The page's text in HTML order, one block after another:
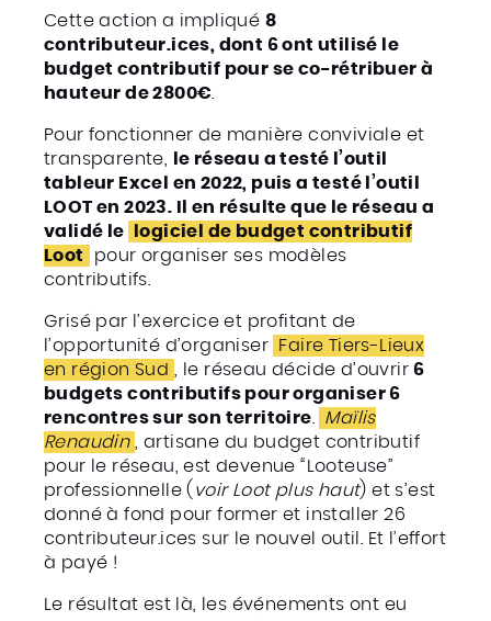
Cette action a impliqué 8
contributeur.ices, dont 6 ont utilisé le
budget contributif pour se co-rétribuer à
hauteur de 2800€
Pour fonctionner de manière conviviale et
transparente,
le réseau a testé l’outil
tableur Excel en 2022, puis a testé l’outil
LOOT en 2023. Il en résulte que le réseau a
validé le
logiciel de budget contributif
Loot
pour organiser ses modèles
contributifs.
Grisé par l’exercice et profitant de
l’opportunité d’organiser
Faire Tiers-Lieux
en région Sud
, le réseau décide d’ouvrir 6
budgets contributifs pour organiser 6
rencontres sur son territoire
Maïlis
Renaudin
, artisane du budget contributif
pour le réseau, est devenue “Looteuse”
professionnelle ( voir Loot plus haut) et s’est
donné à fond pour former et installer 26
contributeur.ices sur le nouvel outil. Et l’effort
à payé !
Le résultat est là, les événements ont eu